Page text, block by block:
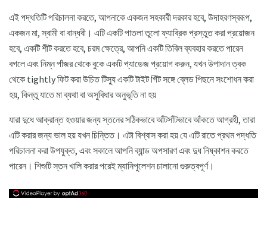
এই পদ্ধতিটি পরিচালনা করতে, আপনাকে একজন সহকারী দরকার হবে, উদাহরণস্বরূপ,
একজন মা, স্বামী বা বান্ধবী। এটি একটি পাতলা তুলো ফ্যাব্রিক প্রস্তুত করা প্রয়োজন
হবে, একটি শীট করতে হবে, চরম ক্ষেত্রে, আপনি একটি তিবিল ব্যবহার করতে পারেন
বগলে এবং নিম্ন পাঁজর থেকে বুকে একটি প্যাডেজ প্রয়োগ করুন, যখন উপাদান ত্বক
থেকে tightly ফিট করা উচিত টিস্যু একটি টাইট গিঁট সঙ্গে ব্লেড পিছনে সংশোধন করা
হয়, কিন্তু যাতে মা ব্যথা বা অসুবিধার অনুভূতি না হয়
যারা দুধে আক্রান্ত হওয়ার জন্য স্তনের সঠিকভাবে আঁটসাঁটভাবে আঁকতে আগ্রহী, তারা
এটি করার জন্য ভাল হয় যখন চিন্তিত। এটা বিশ্বাস করা হয় যে এটি রাতে প্রথম পদ্ধতি
পরিচালনা করা উপযুক্ত, এবং সকালে আপনি ব্যান্ড অপসারণ এবং দুধ নিষ্কাশন করতে
পারেন। শিশুটি স্তন খালি করার পরেই ম্যানিপুলেশন চালানো গুরুত্বপূর্ণ।